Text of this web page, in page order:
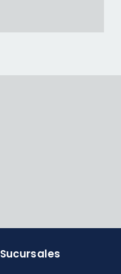
Sucursales